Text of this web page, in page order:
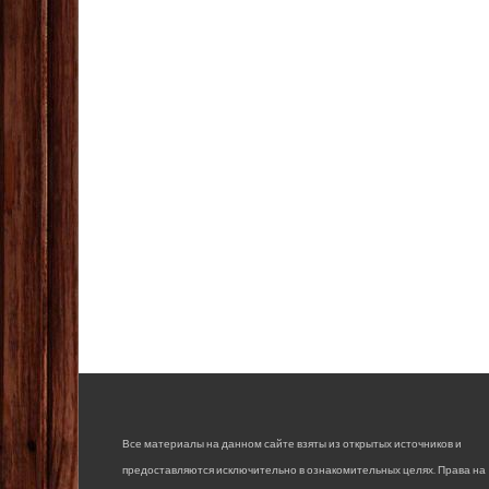
Все материалы на данном сайте взяты из открытых источников и
предоставляются исключительно в ознакомительных целях. Права на